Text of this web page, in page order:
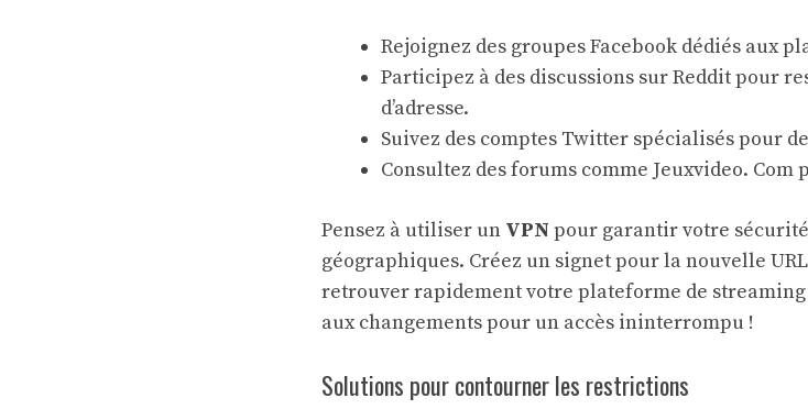
Rejoignez des groupes Facebook dédiés aux
Participez à des discussions sur Reddit pour
d’adresse.
Suivez des comptes Twitter spécialisés pour
Consultez des forums comme Jeuxvideo. Com
Pensez à utiliser un VPN pour garantir votre
géographiques. Créez un signet pour la nouvelle
retrouver rapidement votre plateforme de
aux changements pour un accès ininterrompu !
Solutions pour contourner les restrictions